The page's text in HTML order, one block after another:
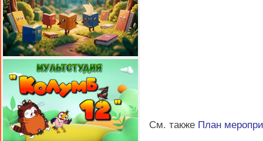
См. также План